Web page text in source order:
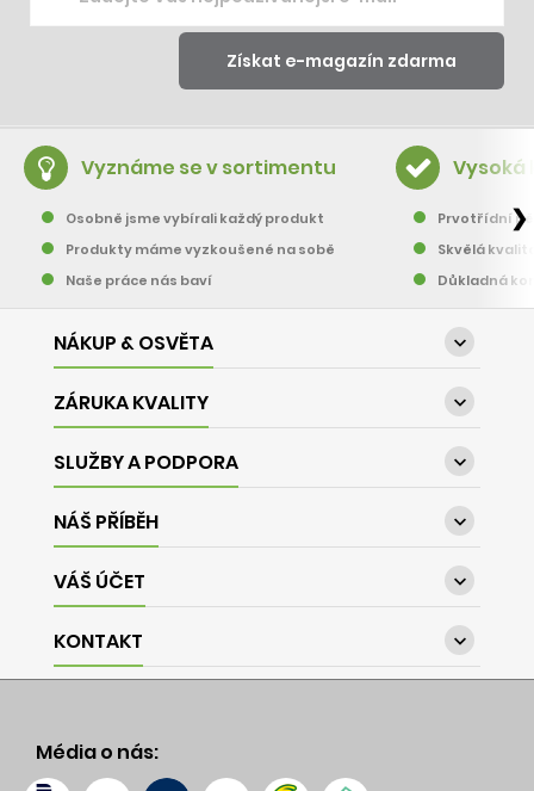
Vyznáme se v sortimentu
Osobně jsme vybírali každý produkt
Produkty máme vyzkoušené na sobě
Naše práce nás baví
Vysoká
Prvotřídní
Skvělá
Důkladná
❯
NÁKUP & OSVĚTA 
ZÁRUKA KVALITY 
SLUŽBY A PODPORA 
NÁŠ PŘÍBĚH 
VÁŠ ÚČET 
KONTAKT 
Média o nás: